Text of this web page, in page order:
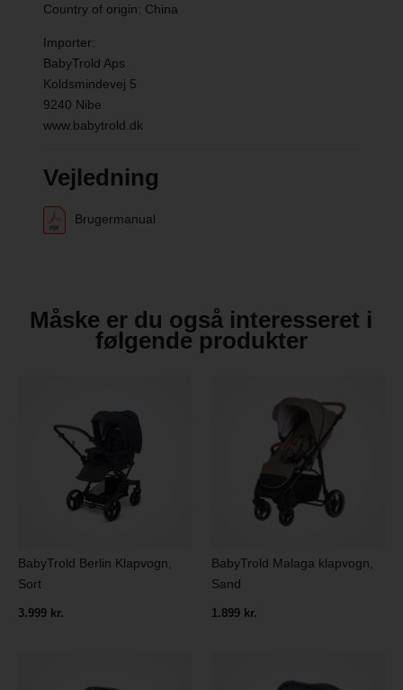
Approval/type: EN1888-1:2018+A1:2022
Packaging: 45 x 22.5 x 79.5 cm
Country of origin: China
Importer:
BabyTrold Aps
Koldsmindevej 5
9240 Nibe
www.babytrold.dk
Vejledning
Brugermanual
Måske er du også interesseret i
følgende produkter
BabyTrold Berlin Klapvogn,
Sort
3.999 kr.
BabyTrold Malaga klapvogn,
Sand
1.899 kr.